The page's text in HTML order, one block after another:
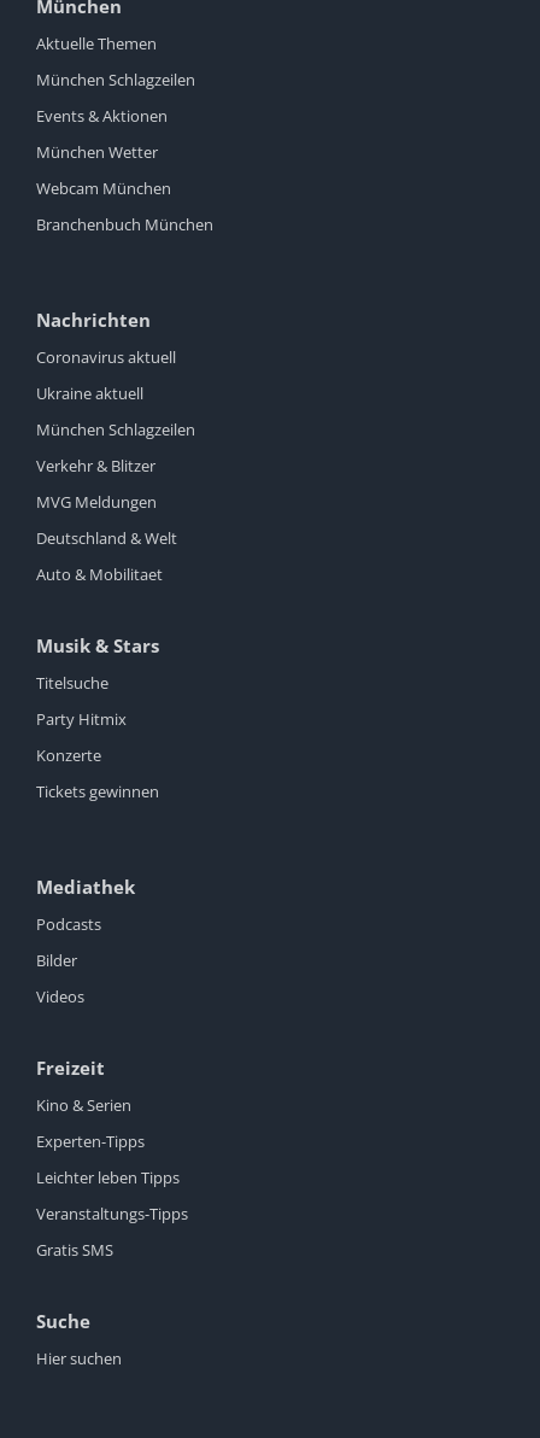
München
Aktuelle Themen
München Schlagzeilen
Events & Aktionen
München Wetter
Webcam München
Branchenbuch München
Nachrichten
Coronavirus aktuell
Ukraine aktuell
München Schlagzeilen
Verkehr & Blitzer
MVG Meldungen
Deutschland & Welt
Auto & Mobilitaet
Musik & Stars
Titelsuche
Party Hitmix
Konzerte
Tickets gewinnen
Mediathek
Podcasts
Bilder
Videos
Freizeit
Kino & Serien
Experten-Tipps
Leichter leben Tipps
Veranstaltungs-Tipps
Gratis SMS
Suche
Hier suchen